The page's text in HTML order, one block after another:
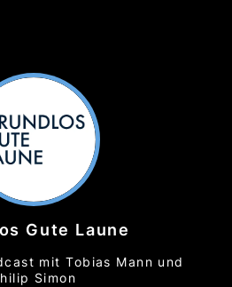
Gute Laune
mit Tobias Mann und
Simon